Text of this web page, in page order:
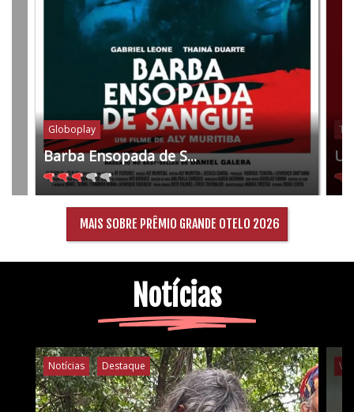
Globoplay
Barba Ensopada de S...
MAIS SOBRE PRÊMIO GRANDE OTELO 2026
Notícias
Notícias Destaque